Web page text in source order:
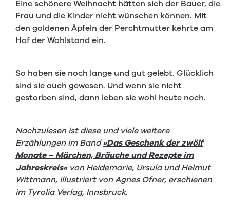
Eine schönere Weihnacht hätten sich der Bauer, die
Frau und die Kinder nicht wünschen können. Mit
den goldenen Äpfeln der Perchtmutter kehrte am
Hof der Wohlstand ein.
So haben sie noch lange und gut gelebt. Glücklich
sind sie auch gewesen. Und wenn sie nicht
gestorben sind, dann leben sie wohl heute noch.
Nachzulesen ist diese und viele weitere
Erzählungen im Band»Das Geschenk der zwölf
Monate – Märchen, Bräuche und Rezepte im
Jahreskreis«von Heidemarie, Ursula und Helmut
Wittmann, illustriert von Agnes Ofner, erschienen
im Tyrolia Verlag, Innsbruck.